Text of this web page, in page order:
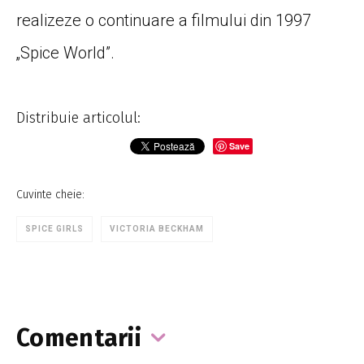
realizeze o continuare a filmului din 1997
„Spice World”.
Distribuie articolul:
Save
Cuvinte cheie:
SPICE GIRLS VICTORIA BECKHAM
Comentarii